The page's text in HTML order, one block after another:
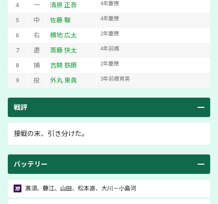
4 一 清原 正吾 4年慶應
5 中 佐藤 駿 4年慶應
6 右 横地 広太 2年慶應
7 遊 斎藤 快太 4年前橋
8 捕 吉開 鉄朗 2年慶應
9 投 外丸 東眞 3年前橋育英
戦評
接戦の末、引き分けた。
バッテリー
髙須、 藤江、 山田 、 松本直、 大川 －小島河